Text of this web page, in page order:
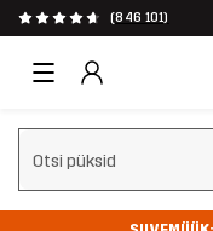
(846 101)
Tühjenda otsing